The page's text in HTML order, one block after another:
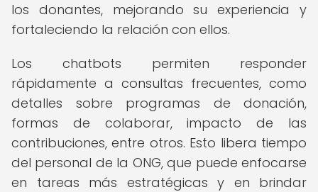
los donantes, mejorando su experiencia y
fortaleciendo la relación con ellos.
Los chatbots permiten responder
rápidamente a consultas frecuentes, como
detalles sobre programas de donación,
formas de colaborar, impacto de las
contribuciones, entre otros. Esto libera tiempo
del personal de la ONG, que puede enfocarse
en tareas más estratégicas y en brindar